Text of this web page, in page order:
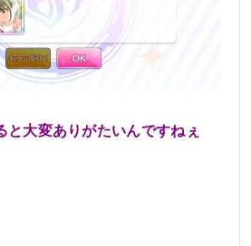
と大変ありがたいんですねぇ